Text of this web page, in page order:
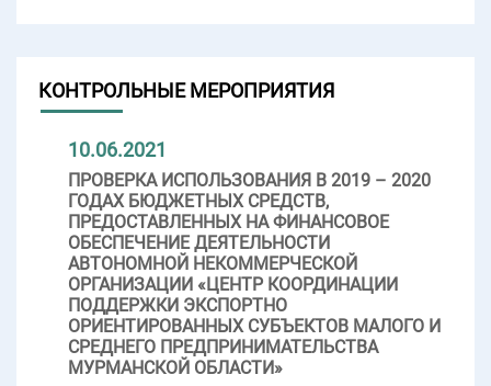
КОНТРОЛЬНЫЕ МЕРОПРИЯТИЯ
10.06.2021
ПРОВЕРКА ИСПОЛЬЗОВАНИЯ В 2019 – 2020
ГОДАХ БЮДЖЕТНЫХ СРЕДСТВ,
ПРЕДОСТАВЛЕННЫХ НА ФИНАНСОВОЕ
ОБЕСПЕЧЕНИЕ ДЕЯТЕЛЬНОСТИ
АВТОНОМНОЙ НЕКОММЕРЧЕСКОЙ
ОРГАНИЗАЦИИ «ЦЕНТР КООРДИНАЦИИ
ПОДДЕРЖКИ ЭКСПОРТНО
ОРИЕНТИРОВАННЫХ СУБЪЕКТОВ МАЛОГО И
СРЕДНЕГО ПРЕДПРИНИМАТЕЛЬСТВА
МУРМАНСКОЙ ОБЛАСТИ»